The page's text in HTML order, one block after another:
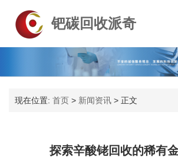
钯碳回收派奇
现在位置: 首页 > 新闻资讯 > 正文
探索辛酸铑回收的稀有